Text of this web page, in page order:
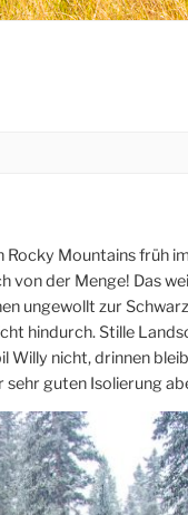
Mountains früh
von der Menge! Das
ungewollt zur
hindurch. Stille
Willy nicht, drinnen
guten Isolierung